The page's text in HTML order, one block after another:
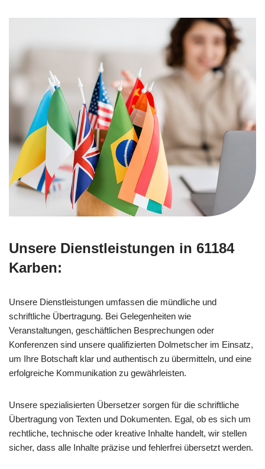
Unsere Dienstleistungen in 61184
Karben:
Unsere Dienstleistungen umfassen die mündliche und
schriftliche Übertragung. Bei Gelegenheiten wie
Veranstaltungen, geschäftlichen Besprechungen oder
Konferenzen sind unsere qualifizierten Dolmetscher im Einsatz,
um Ihre Botschaft klar und authentisch zu übermitteln, und eine
erfolgreiche Kommunikation zu gewährleisten.
Unsere spezialisierten Übersetzer sorgen für die schriftliche
Übertragung von Texten und Dokumenten. Egal, ob es sich um
rechtliche, technische oder kreative Inhalte handelt, wir stellen
sicher, dass alle Inhalte präzise und fehlerfrei übersetzt werden.